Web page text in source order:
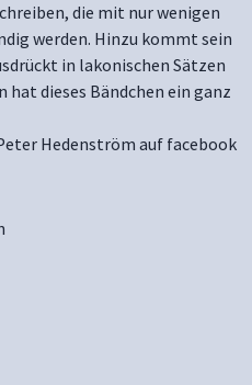
die mit nur wenigen
werden. Hinzu kommt sein
in lakonischen Sätzen
hat dieses Bändchen ein ganz
Hedenström auf facebook